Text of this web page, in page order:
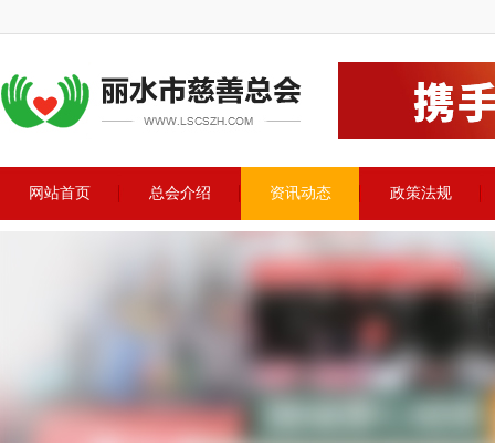
网站首页 总会介绍 资讯动态 政策法规